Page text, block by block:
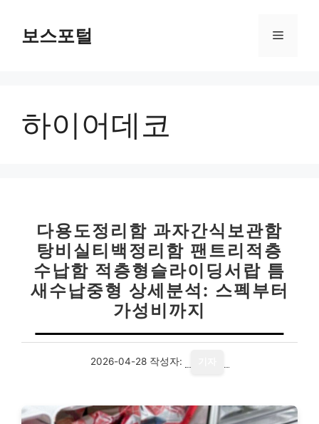
보스포털 메
하이어데코
다용도정리함 과자간식보관함
탕비실티백정리함 팬트리적층
수납함 적층형슬라이딩서랍 틈
새수납중형 상세분석: 스펙부터
가성비까지
2026-04-28 작성자: